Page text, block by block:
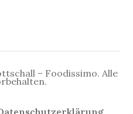
– Foodissimo. Alle